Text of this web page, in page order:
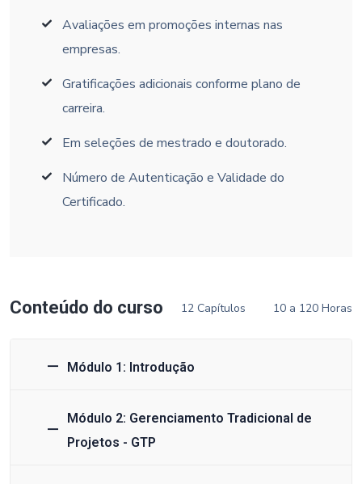
Avaliações em promoções internas nas
empresas.
Gratificações adicionais conforme plano de
carreira.
Em seleções de mestrado e doutorado.
Número de Autenticação e Validade do
Certificado.
Conteúdo do curso 12 Capítulos 10 a 120 Horas
Módulo 1: Introdução
Módulo 2: Gerenciamento Tradicional de
Projetos - GTP